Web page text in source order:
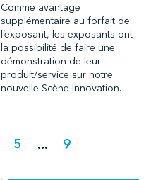
Comme avantage
supplémentaire au forfait de
l’exposant, les exposants ont
la possibilité de faire une
démonstration de leur
produit/service sur notre
nouvelle Scène Innovation.
5 ... 9